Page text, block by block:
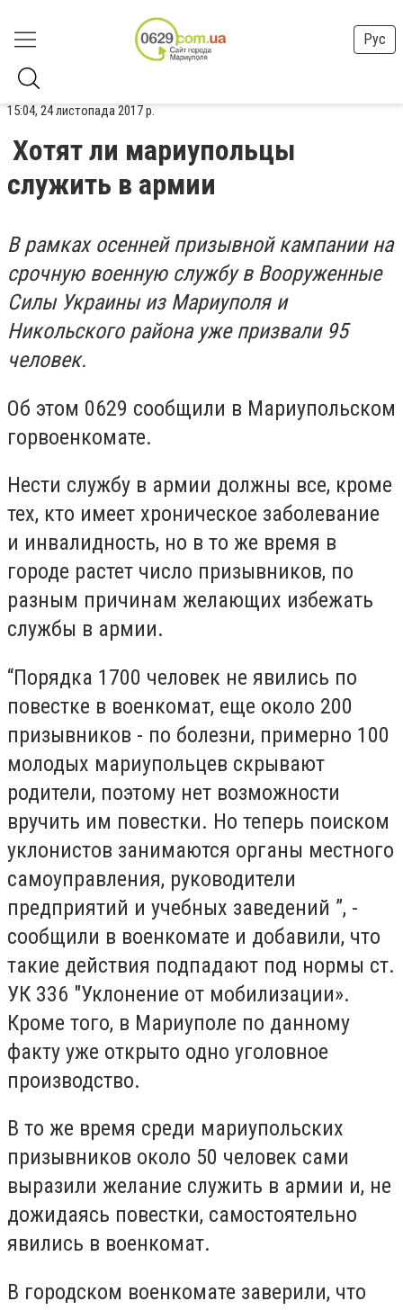
Рус
15:04, 24 листопада 2017 р.
Хотят ли мариупольцы
служить в армии
В рамках осенней призывной кампании на
срочную военную службу в Вооруженные
Силы Украины из Мариуполя и
Никольского района уже призвали 95
человек.
Об этом 0629 сообщили в Мариупольском
горвоенкомате.
Нести службу в армии должны все, кроме
тех, кто имеет хроническое заболевание
и инвалидность, но в то же время в
городе растет число призывников, по
разным причинам желающих избежать
службы в армии.
“Порядка 1700 человек не явились по
повестке в военкомат, еще около 200
призывников - по болезни, примерно 100
молодых мариупольцев скрывают
родители, поэтому нет возможности
вручить им повестки. Но теперь поиском
уклонистов занимаются органы местного
самоуправления, руководители
предприятий и учебных заведений ”, -
сообщили в военкомате и добавили, что
такие действия подпадают под нормы ст.
УК 336 "Уклонение от мобилизации».
Кроме того, в Мариуполе по данному
факту уже открыто одно уголовное
производство.
В то же время среди мариупольских
призывников около 50 человек сами
выразили желание служить в армии и, не
дожидаясь повестки, самостоятельно
явились в военкомат.
В городском военкомате заверили, что